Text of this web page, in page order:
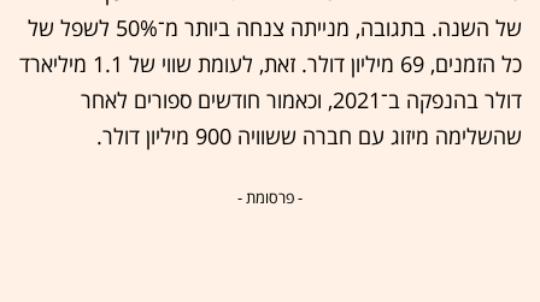
של השנה. בתגובה, מנייתה צנחה ביותר מ־50% לשפל של
כל הזמנים, 69 מיליון דולר. זאת, לעומת שווי של 1.1 מיליארד
דולר בהנפקה ב־2021, וכאמור חודשים ספורים לאחר
שהשלימה מיזוג עם חברה ששוויה 900 מיליון דולר.
- פרסומת -